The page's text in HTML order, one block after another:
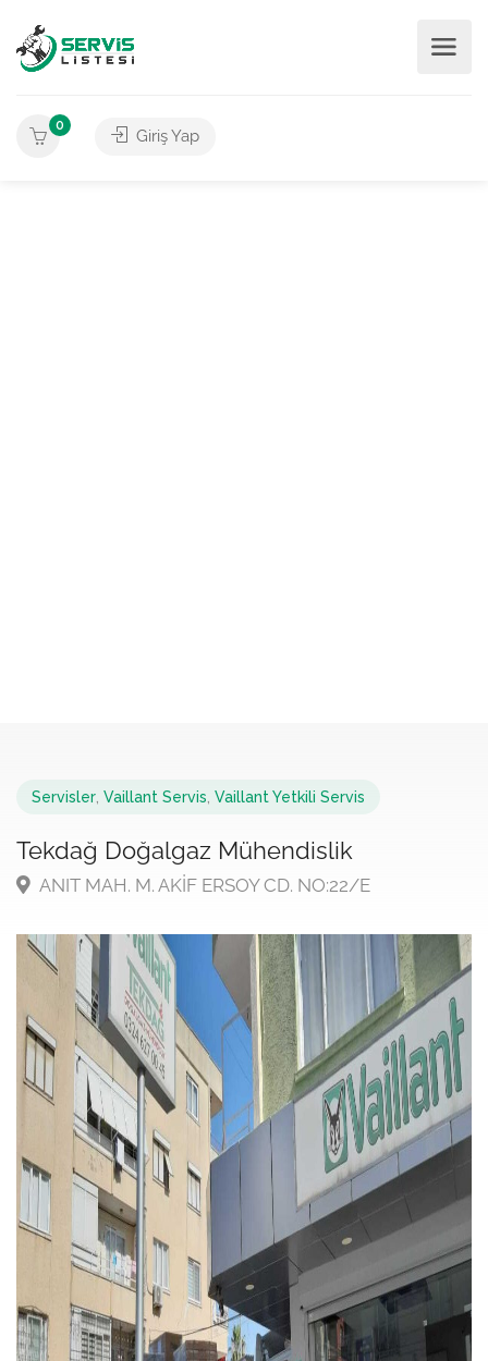
0
Giriş Yap
Servisler Vaillant Servis Vaillant Yetkili Servis
Tekdağ Doğalgaz Mühendislik
ANIT MAH. M. AKİF ERSOY CD. NO:22/E